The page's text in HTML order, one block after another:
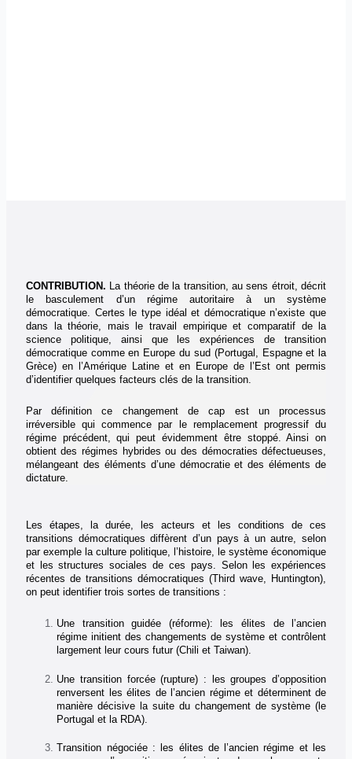
CONTRIBUTION. La théorie de la transition, au sens étroit, décrit
le basculement d’un régime autoritaire à un système
démocratique. Certes le type idéal et démocratique n’existe que
dans la théorie, mais le travail empirique et comparatif de la
science politique, ainsi que les expériences de transition
démocratique comme en Europe du sud (Portugal, Espagne et la
Grèce) en l’Amérique Latine et en Europe de l’Est ont permis
d’identifier quelques facteurs clés de la transition.
Par définition ce changement de cap est un processus
irréversible qui commence par le remplacement progressif du
régime précédent, qui peut évidemment être stoppé. Ainsi on
obtient des régimes hybrides ou des démocraties défectueuses,
mélangeant des éléments d’une démocratie et des éléments de
dictature.
Les étapes, la durée, les acteurs et les conditions de ces
transitions démocratiques diffèrent d’un pays à un autre, selon
par exemple la culture politique, l’histoire, le système économique
et les structures sociales de ces pays. Selon les expériences
récentes de transitions démocratiques (Third wave, Huntington),
on peut identifier trois sortes de transitions :
Une transition guidée (réforme): les élites de l’ancien
régime initient des changements de système et contrôlent
largement leur cours futur (Chili et Taiwan).
Une transition forcée (rupture) : les groupes d’opposition
renversent les élites de l’ancien régime et déterminent de
manière décisive la suite du changement de système (le
Portugal et la RDA).
Transition négociée : les élites de l’ancien régime et les